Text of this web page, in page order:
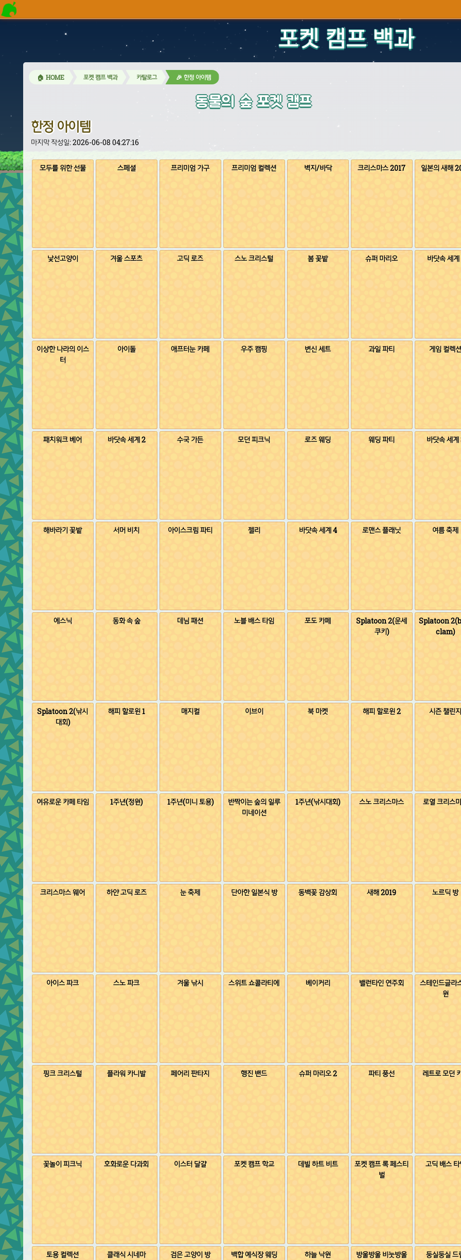
포켓 캠프 백과
🏠 HOME 포켓 캠프 백과 카탈로그 🎉 한정 아이템
동물의 숲 포켓 캠프
한정 아이템
마지막 작성일: 2026-06-08 04:27:16
모두를 위한 선물 스페셜 프리미엄 가구 프리미엄 컬렉션 벽지/바닥 크리스마스 2017 일본의 새해
낯선고양이 겨울 스포츠 고딕 로즈 스노 크리스털 봄 꽃밭 슈퍼 마리오 바닷속 세계
이상한 나라의 이스
터
아이돌 애프터눈 카페 우주 캠핑 변신 세트 과일 파티 게임 컬렉
패치워크 베어 바닷속 세계 2 수국 가든 모던 피크닉 로즈 웨딩 웨딩 파티 바닷속 세계
해바라기 꽃밭 서머 비치 아이스크림 파티 젤리 바닷속 세계 4 로맨스 플래닛 여름 축제
에스닉 동화 속 숲 데님 패션 노블 배스 타임 포도 카페
Splatoon 2(운세
쿠키)
Splatoon
clam)
Splatoon 2(낚시
대회)
해피 할로윈 1 매지컬 이브이 북 마켓 해피 할로윈 2 시즌 챌린
여유로운 카페 타임 1주년(정원) 1주년(미니 토용)
반짝이는 숲의 일루
미네이션
1주년(낚시대회) 스노 크리스마스 로열 크리스
크리스마스 웨어 하얀 고딕 로즈 눈 축제 단아한 일본식 방 동백꽃 감상회 새해 2019 노르딕 방
아이스 파크 스노 파크 겨울 낚시 스위트 쇼콜라티에 베이커리 밸런타인 연주회
스테인드글라
원
핑크 크리스털 플라워 카니발 페어리 판타지 행진 밴드 슈퍼 마리오 2 파티 풍선 레트로 모던
꽃놀이 피크닉 호화로운 다과회 이스터 달걀 포켓 캠프 학교 데빌 하트 비트
포켓 캠프 록 페스티
벌
고딕 배스
토용 컬렉션 클래식 시네마 검은 고양이 방 백합 예식장 웨딩 하늘 낙원 방울방울 비눗방울 둥실둥실 드